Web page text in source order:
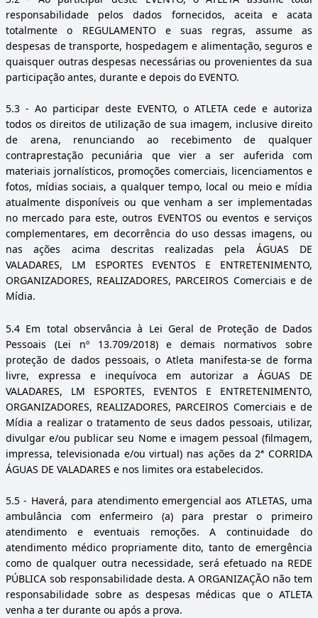
responsabilidade pelos dados fornecidos, aceita e acata
totalmente o REGULAMENTO e suas regras, assume as
despesas de transporte, hospedagem e alimentação, seguros e
quaisquer outras despesas necessárias ou provenientes da sua
participação antes, durante e depois do EVENTO.
5.3 - Ao participar deste EVENTO, o ATLETA cede e autoriza
todos os direitos de utilização de sua imagem, inclusive direito
de arena, renunciando ao recebimento de qualquer
contraprestação pecuniária que vier a ser auferida com
materiais jornalísticos, promoções comerciais, licenciamentos e
fotos, mídias sociais, a qualquer tempo, local ou meio e mídia
atualmente disponíveis ou que venham a ser implementadas
no mercado para este, outros EVENTOS ou eventos e serviços
complementares, em decorrência do uso dessas imagens, ou
nas ações acima descritas realizadas pela ÁGUAS DE
VALADARES, LM ESPORTES EVENTOS E ENTRETENIMENTO,
ORGANIZADORES, REALIZADORES, PARCEIROS Comerciais e de
Mídia.
5.4 Em total observância à Lei Geral de Proteção de Dados
Pessoais (Lei nº 13.709/2018) e demais normativos sobre
proteção de dados pessoais, o Atleta manifesta-se de forma
livre, expressa e inequívoca em autorizar a ÁGUAS DE
VALADARES, LM ESPORTES, EVENTOS E ENTRETENIMENTO,
ORGANIZADORES, REALIZADORES, PARCEIROS Comerciais e de
Mídia a realizar o tratamento de seus dados pessoais, utilizar,
divulgar e/ou publicar seu Nome e imagem pessoal (filmagem,
impressa, televisionada e/ou virtual) nas ações da 2ª CORRIDA
ÁGUAS DE VALADARES e nos limites ora estabelecidos.
5.5- Haverá, para atendimento emergencial aos ATLETAS, uma
ambulância com enfermeiro (a) para prestar o primeiro
atendimento e eventuais remoções. A continuidade do
atendimento médico propriamente dito, tanto de emergência
como de qualquer outra necessidade, será efetuado na REDE
PÚBLICA sob responsabilidade desta. A ORGANIZAÇÃO não tem
responsabilidade sobre as despesas médicas que o ATLETA
venha a ter durante ou após a prova.